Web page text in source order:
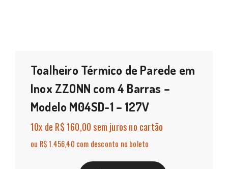
Toalheiro Térmico de Parede em
Inox ZZONN com 4 Barras –
Modelo M04SD-1 – 127V
10x de R$ 160,00sem juros no cartão
ou R$ 1.456,40 com desconto no boleto